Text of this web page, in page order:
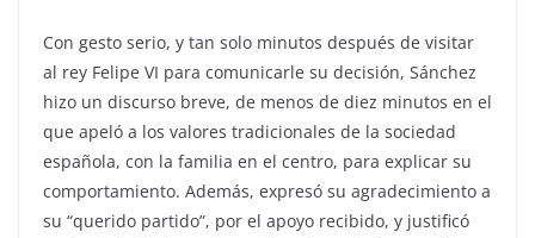
Con gesto serio, y tan solo minutos después de visitar
al rey Felipe VI para comunicarle su decisión, Sánchez
hizo un discurso breve, de menos de diez minutos en el
que apeló a los valores tradicionales de la sociedad
española, con la familia en el centro, para explicar su
comportamiento. Además, expresó su agradecimiento a
su “querido partido”, por el apoyo recibido, y justificó